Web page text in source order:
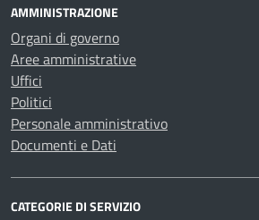
AMMINISTRAZIONE
Organi di governo
Aree amministrative
Uffici
Politici
Personale amministrativo
Documenti e Dati
CATEGORIE DI SERVIZIO